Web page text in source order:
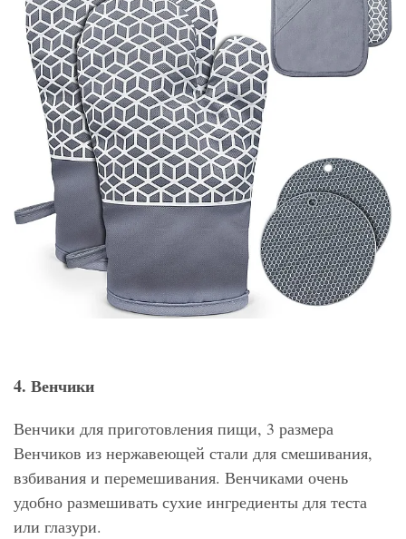
4. Венчики
Венчики для приготовления пищи, 3 размера
Венчиков из нержавеющей стали для смешивания,
взбивания и перемешивания. Венчиками очень
удобно размешивать сухие ингредиенты для теста
или глазури.